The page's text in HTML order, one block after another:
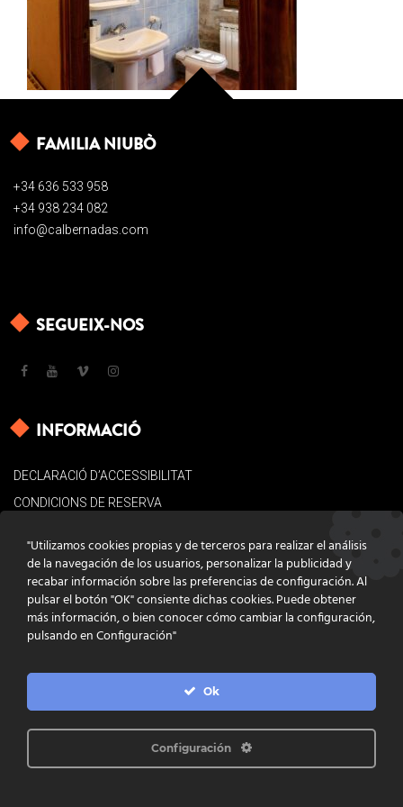
FAMILIA NIUBÒ
+34 636 533 958
+34 938 234 082
info@calbernadas.com
SEGUEIX-NOS
INFORMACIÓ
DECLARACIÓ D’ACCESSIBILITAT
CONDICIONS DE RESERVA
POLÍTICA DE COOKIES
CONTACTE
PROGRAMACIÓ INFOACTIVA'T
"Utilizamos cookies propias y de terceros para realizar el análisis
de la navegación de los usuarios, personalizar la publicidad y
recabar información sobre las preferencias de configuración. Al
pulsar el botón "OK" consiente dichas cookies. Puede obtener
más información, o bien conocer cómo cambiar la configuración,
pulsando en Configuración"
Ok
Configuración